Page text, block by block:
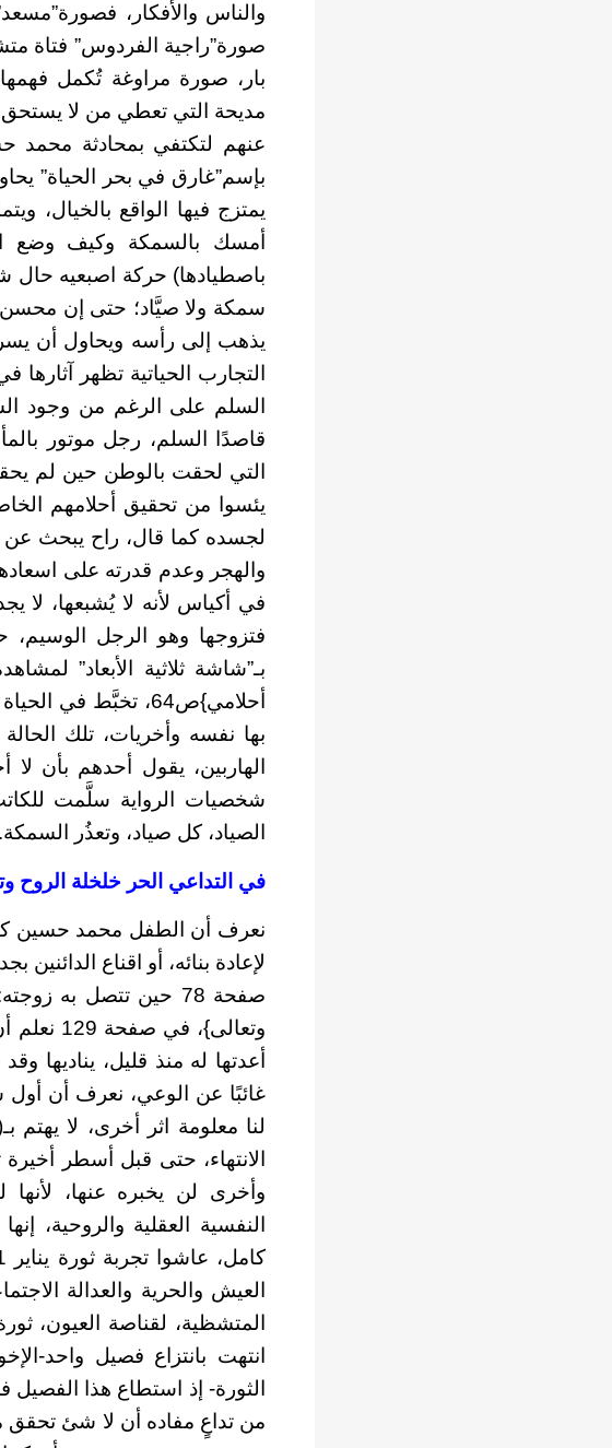
والناس والأفكار،
صورة”راجية الفردوس” فتاة
بار، صورة مراوغة تُكمل
مديحة التي تعطي من لا يستحق
عنهم لتكتفي بمحادثة محمد
بإسم”غارق في بحر الحياة”
يمتزج فيها الواقع
أمسك بالسمكة وكيف وضع
باصطيادها) حركة اصبعيه حال
سمكة ولا صيَّاد؛ حتى إن محسن
يذهب إلى رأسه ويحاول أن
التجارب الحياتية تظهر
السلم على الرغم من وجود
قاصدًا السلم، رجل موتور
التي لحقت بالوطن حين لم
يئسوا من تحقيق أحلامهم
لجسده كما قال، راح يبحث عن
والهجر وعدم قدرته على
في أكياس لأنه لا يُشبعها، لا
فتزوجها وهو الرجل الوسيم،
بـ”شاشة ثلاثية الأبعاد”
أحلامي}ص64، تخبَّط
بها نفسه وأخريات، تلك
الهاربين، يقول أحدهم بأن
شخصيات الرواية سلَّمت
الصياد، كل صياد، وتعذُر السمكة.
في التداعي الحر خلخلة الروح
نعرف أن الطفل محمد حسين
صفحة 78 حين تتصل
أعدتها له منذ قليل، يناديها
غائبًا عن الوعي، نعرف أن
لنا معلومة اثر أخرى، لا
الانتهاء، حتى قبل أسطر أخيرة
وأخرى لن يخبره عنها، لأنها
النفسية العقلية
العيش والحرية والعدالة
المتشظية، لقناصة العيون،
انتهت بانتزاع فصيل واحد-
الثورة- إذ استطاع هذا
من تداعٍ مفاده أن لا شئ تحقق